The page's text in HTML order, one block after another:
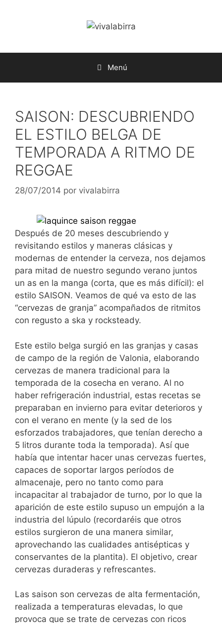
Menú
SAISON: DESCUBRIENDO
EL ESTILO BELGA DE
TEMPORADA A RITMO DE
REGGAE
28/07/2014 por vivalabirra
Después de 20 meses descubriendo y
revisitando estilos y maneras clásicas y
modernas de entender la cerveza, nos dejamos
para mitad de nuestro segundo verano juntos
un as en la manga (corta, que es más difícil): el
estilo SAISON. Veamos de qué va esto de las
“cervezas de granja” acompañados de ritmitos
con regusto a ska y rocksteady.
Este estilo belga surgió en las granjas y casas
de campo de la región de Valonia, elaborando
cervezas de manera tradicional para la
temporada de la cosecha en verano. Al no
haber refrigeración industrial, estas recetas se
preparaban en invierno para evitar deterioros y
con el verano en mente (y la sed de los
esforzados trabajadores, que tenían derecho a
5 litros durante toda la temporada). Así que
había que intentar hacer unas cervezas fuertes,
capaces de soportar largos períodos de
almacenaje, pero no tanto como para
incapacitar al trabajador de turno, por lo que la
aparición de este estilo supuso un empujón a la
industria del lúpulo (recordaréis que otros
estilos surgieron de una manera similar,
aprovechando las cualidades antisépticas y
conservantes de la plantita). El objetivo, crear
cervezas duraderas y refrescantes.
Las saison son cervezas de alta fermentación,
realizada a temperaturas elevadas, lo que
provoca que se trate de cervezas con ricos